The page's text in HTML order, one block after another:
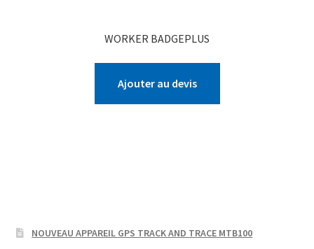
WORKER BADGEPLUS
Ajouter au devis
NOUVEAU APPAREIL GPS TRACK AND TRACE MTB100